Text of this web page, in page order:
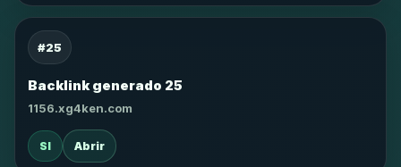
#25
Backlink generado 25
1156.xg4ken.com
SI Abrir